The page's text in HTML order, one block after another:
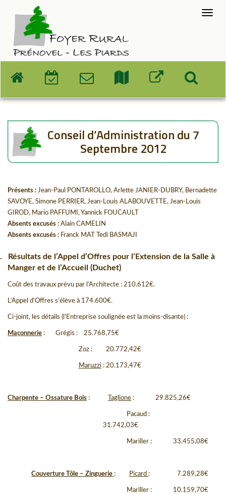
Conseil d’Administration du 7
Septembre 2012
Présents : Jean-Paul PONTAROLLO, Arlette JANIER-DUBRY, Bernadette
SAVOYE, Simone PERRIER, Jean-Louis ALABOUVETTE, Jean-Louis
GIROD, Mario PAFFUMI, Yannick FOUCAULT
Absents excusés : Alain CAMELIN
Absents excusés : Franck MAT Tedi BASMAJI
Résultats de l’Appel d’Offres pour l’Extension de la Salle à
Manger et de l’Accueil (Duchet)
Coût des travaux prévu par l’Architecte : 210.612€.
L’Appel d’Offres s’élève à 174.600€.
Ci-joint, les détails (l’Entreprise soulignée est la moins-disante) :
Maçonnerie : Grégis : 25.768,75€
Zoz : 20.772,42€
Maruzzi: 20.173,47€
Charpente – Ossature Bois : Taglione : 29.825,26€
Pacaud :
31.742,03€
Mariller : 33.455,08€
Couverture Tôle – Zinguerie : Picard : 7.289,28€
Mariller : 10.159,70€